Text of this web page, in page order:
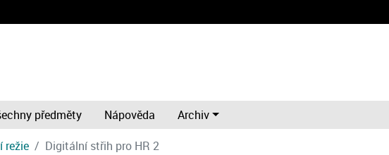
předměty Nápověda
Archiv
režie Digitální střih pro HR 2